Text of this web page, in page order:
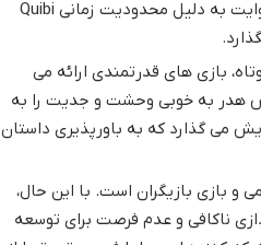
کمی کاریکاتوری ادغام شده تا امضای ریمی را بر داستان بگذارد. سرعت روایت به دلیل محدودیت زمانی Quibi
بازی های قدرتمندی ارائه می
هدر به خوبی وحشت و جدیت را به
می گذارد که به باورپذیری داستان
و بازی بازیگران است. با این حال،
ناکافی و عدم فرصت برای توسعه